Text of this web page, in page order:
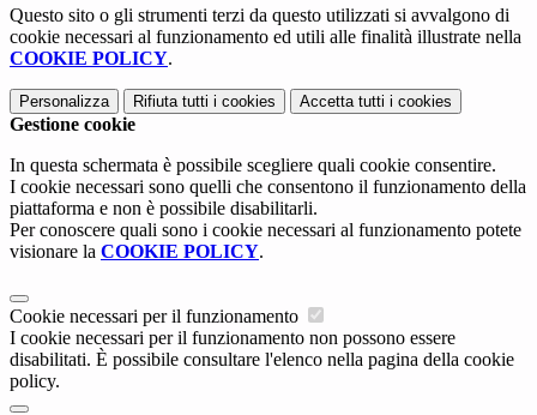
Questo sito o gli strumenti terzi da questo utilizzati si avvalgono di
cookie necessari al funzionamento ed utili alle finalità illustrate nella
COOKIE POLICY.
Personalizza Rifiuta tutti i cookies Accetta tutti i cookies
Gestione cookie
In questa schermata è possibile scegliere quali cookie consentire.
I cookie necessari sono quelli che consentono il funzionamento della
piattaforma e non è possibile disabilitarli.
Per conoscere quali sono i cookie necessari al funzionamento potete
visionare la COOKIE POLICY.
Cookie necessari per il funzionamento
I cookie necessari per il funzionamento non possono essere
disabilitati. È possibile consultare l'elenco nella pagina della cookie
policy.